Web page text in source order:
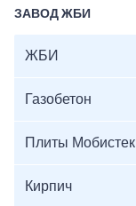
ЗАВОД ЖБИ
ЖБИ
Газобетон
Плиты Мобистек
Кирпич